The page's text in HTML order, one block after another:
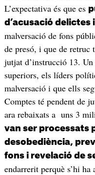
L’expectativa és que es
d’acusació
malversació de fons
de presó, i que de retruc
jutjat d’instrucció 13.
superiors, els líders
malversació i que ells
Comptes té pendent de
ara rebaixats a uns 3
van ser processats
desobediència,
fons i revelació de
endarrerit perquè s’hi ha